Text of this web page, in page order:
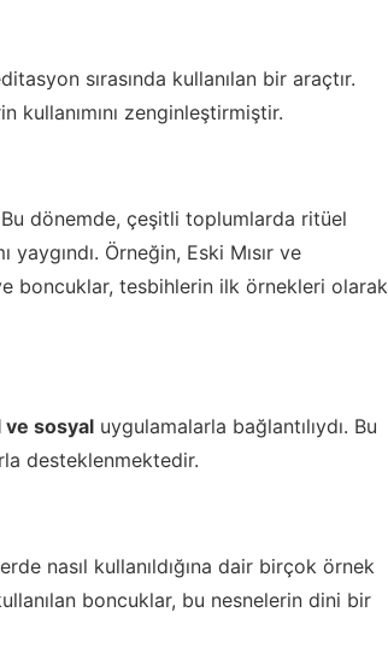
sırasında kullanılan bir araçtır.
kullanımını zenginleştirmiştir.
dönemde, çeşitli toplumlarda ritüel
Örneğin, Eski Mısır ve
boncuklar, tesbihlerin ilk örnekleri olarak
ve sosyal uygulamalarla bağlantılıydı. Bu
desteklenmektedir.
nasıl kullanıldığına dair birçok örnek
boncuklar, bu nesnelerin dini bir